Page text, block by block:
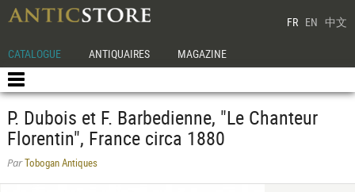
FR EN 中文
CATALOGUE ANTIQUAIRES MAGAZINE
P. Dubois et F. Barbedienne, "Le Chanteur
Florentin", France circa 1880
ParTobogan Antiques